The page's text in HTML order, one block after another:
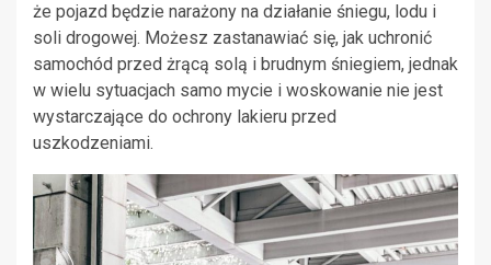
że pojazd będzie narażony na działanie śniegu, lodu i
soli drogowej. Możesz zastanawiać się, jak uchronić
samochód przed żrącą solą i brudnym śniegiem, jednak
w wielu sytuacjach samo mycie i woskowanie nie jest
wystarczające do ochrony lakieru przed
uszkodzeniami.